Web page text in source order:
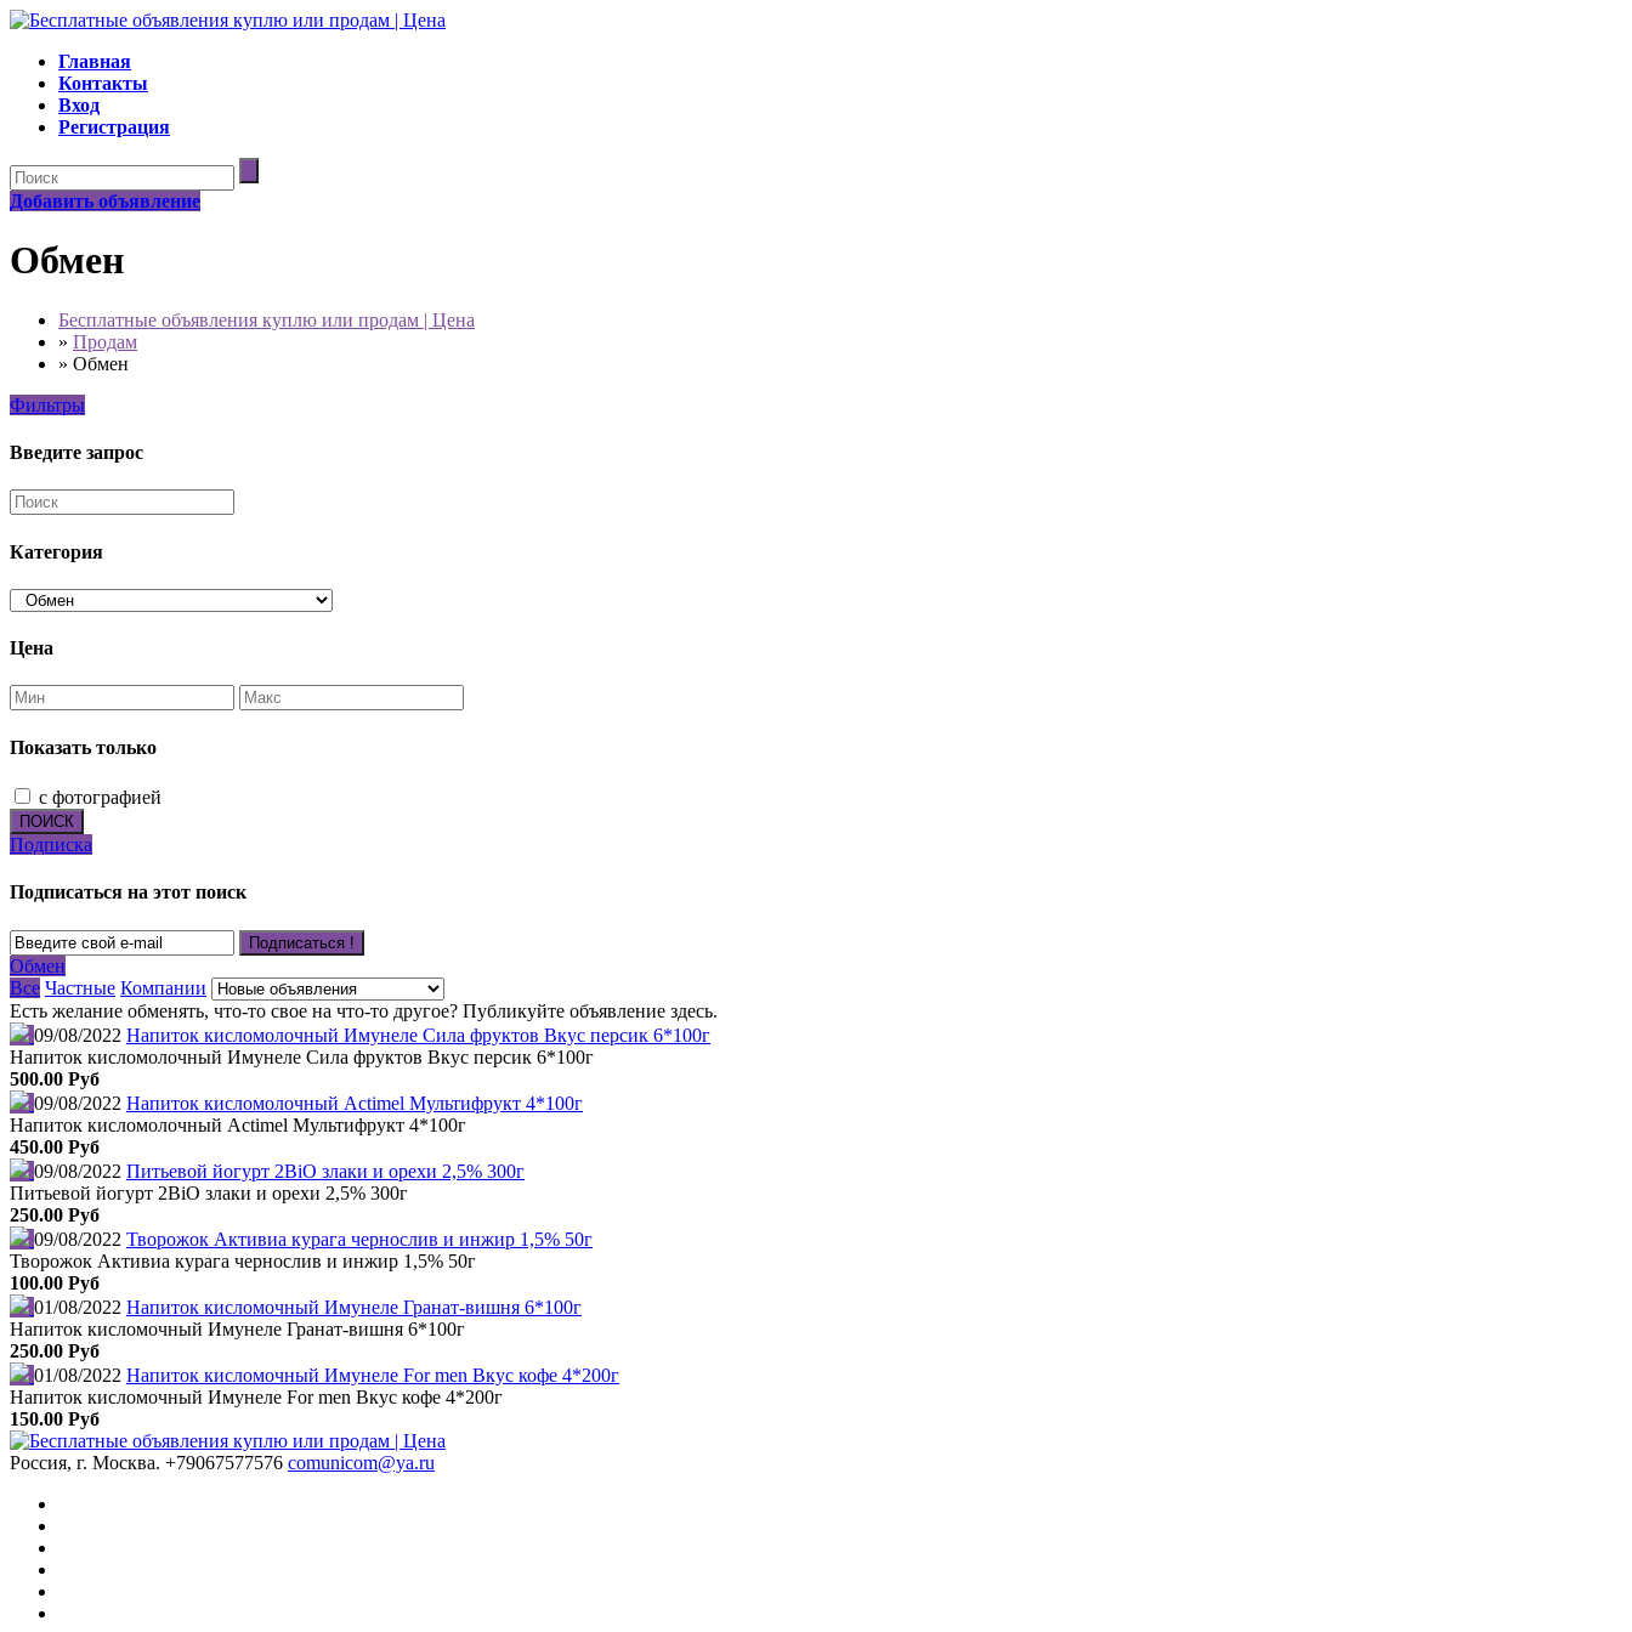
Главная
Контакты
Вход
Регистрация
Добавить объявление
Обмен
Бесплатные объявления куплю или продам | Цена
» Продам
» Обмен
Фильтры
Введите запрос
Категория
Цена
Показать только
с фотографией
ПОИСК
Подписка
Подписаться на этот поиск
Подписаться !
Обмен
Все Частные Компании
Есть желание обменять, что-то свое на что-то другое? Публикуйте объявление здесь.
09/08/2022 Напиток кисломолочный Имунеле Сила фруктов Вкус персик 6*100г
Напиток кисломолочный Имунеле Сила фруктов Вкус персик 6*100г
500.00 Руб
09/08/2022 Напиток кисломолочный Actimel Мультифрукт 4*100г
Напиток кисломолочный Actimel Мультифрукт 4*100г
450.00 Руб
09/08/2022 Питьевой йогурт 2BiO злаки и орехи 2,5% 300г
Питьевой йогурт 2BiO злаки и орехи 2,5% 300г
250.00 Руб
09/08/2022 Творожок Активиа курага чернослив и инжир 1,5% 50г
Творожок Активиа курага чернослив и инжир 1,5% 50г
100.00 Руб
01/08/2022 Напиток кисломочный Имунеле Гранат-вишня 6*100г
Напиток кисломочный Имунеле Гранат-вишня 6*100г
250.00 Руб
01/08/2022 Напиток кисломочный Имунеле For men Вкус кофе 4*200г
Напиток кисломочный Имунеле For men Вкус кофе 4*200г
150.00 Руб
Россия, г. Москва. +79067577576 comunicom@ya.ru